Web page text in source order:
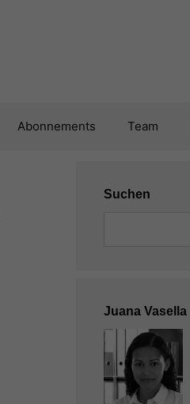
Abonnements Team
Suchen
Juana Vasella